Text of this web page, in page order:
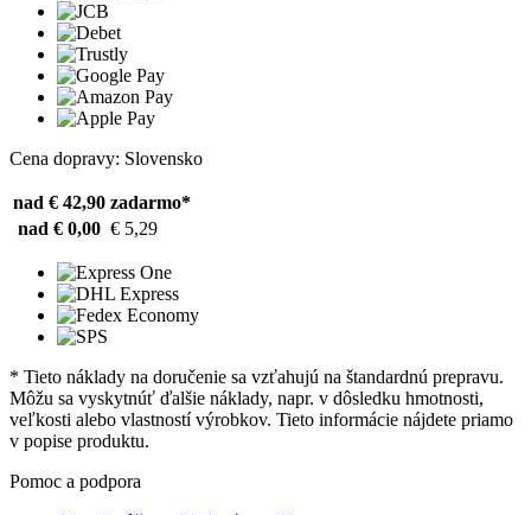
Cena dopravy: Slovensko
nad € 42,90 zadarmo*
nad € 0,00 € 5,29
* Tieto náklady na doručenie sa vzťahujú na štandardnú prepravu.
Môžu sa vyskytnúť ďalšie náklady, napr. v dôsledku hmotnosti,
veľkosti alebo vlastností výrobkov. Tieto informácie nájdete priamo
v popise produktu.
Pomoc a podpora